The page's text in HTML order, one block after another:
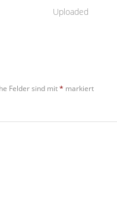
Uploaded
Felder sind mit* markiert